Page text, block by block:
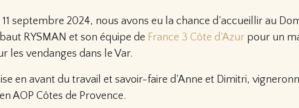
septembre 2024, nous avons eu la chance d’accueillir au
RYSMAN et son équipe de France 3 Côte d’Azur pour un
les vendanges dans le Var.
en avant du travail et savoir-faire d’Anne et Dimitri,
AOP Côtes de Provence.